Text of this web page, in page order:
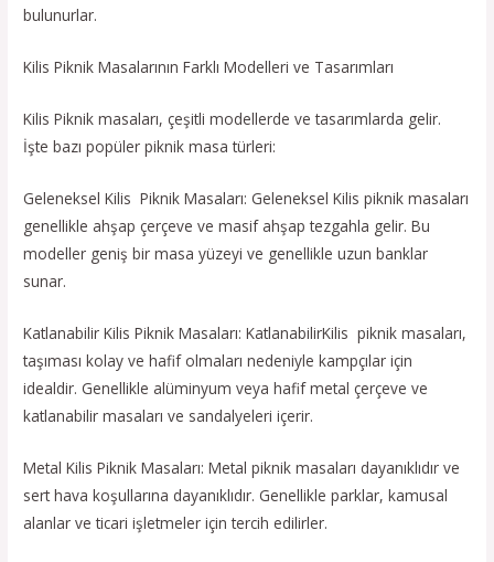
bulunurlar.
Kilis Piknik Masalarının Farklı Modelleri ve Tasarımları
Kilis Piknik masaları, çeşitli modellerde ve tasarımlarda gelir.
İşte bazı popüler piknik masa türleri:
Geleneksel Kilis Piknik Masaları: Geleneksel Kilis piknik masaları
genellikle ahşap çerçeve ve masif ahşap tezgahla gelir. Bu
modeller geniş bir masa yüzeyi ve genellikle uzun banklar
sunar.
Katlanabilir Kilis Piknik Masaları: KatlanabilirKilis piknik masaları,
taşıması kolay ve hafif olmaları nedeniyle kampçılar için
idealdir. Genellikle alüminyum veya hafif metal çerçeve ve
katlanabilir masaları ve sandalyeleri içerir.
Metal Kilis Piknik Masaları: Metal piknik masaları dayanıklıdır ve
sert hava koşullarına dayanıklıdır. Genellikle parklar, kamusal
alanlar ve ticari işletmeler için tercih edilirler.